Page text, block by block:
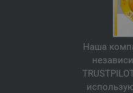
Наша